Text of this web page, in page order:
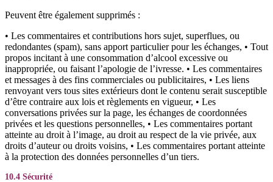
Peuvent être également supprimés :
• Les commentaires et contributions hors sujet, superflues, ou
redondantes (spam), sans apport particulier pour les échanges, • Tout
propos incitant à une consommation d’alcool excessive ou
inappropriée, ou faisant l’apologie de l’ivresse. • Les commentaires
et messages à des fins commerciales ou publicitaires, • Les liens
renvoyant vers tous sites extérieurs dont le contenu serait susceptible
d’être contraire aux lois et règlements en vigueur, • Les
conversations privées sur la page, les échanges de coordonnées
privées et les questions personnelles, • Les commentaires portant
atteinte au droit à l’image, au droit au respect de la vie privée, aux
droits d’auteur ou droits voisins, • Les commentaires portant atteinte
à la protection des données personnelles d’un tiers.
10.4 Sécurité